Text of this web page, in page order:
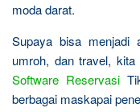
moda darat.
Supaya bisa menjadi
umroh, dan travel, kita
Software Reservasi
berbagai maskapai